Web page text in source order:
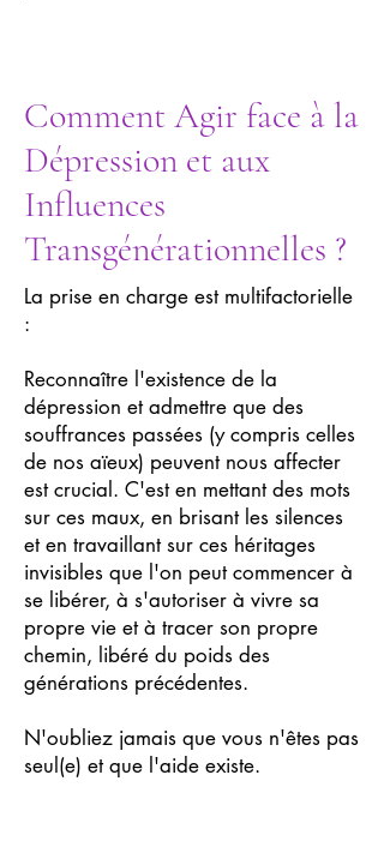
Comment Agir face à la
Dépression et aux
Influences
Transgénérationnelles ?
La prise en charge est multifactorielle
:
Reconnaître l'existence de la
dépression et admettre que des
souffrances passées (y compris celles
de nos aïeux) peuvent nous affecter
est crucial. C'est en mettant des mots
sur ces maux, en brisant les silences
et en travaillant sur ces héritages
invisibles que l'on peut commencer à
se libérer, à s'autoriser à vivre sa
propre vie et à tracer son propre
chemin, libéré du poids des
générations précédentes.
N'oubliez jamais que vous n'êtes pas
seul(e) et que l'aide existe.